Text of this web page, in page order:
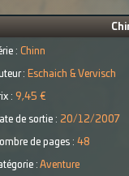
: Chinn
: Eschaich & Vervisch
: 9,45 €
de sortie : 20/12/2007
de pages : 48
: Aventure